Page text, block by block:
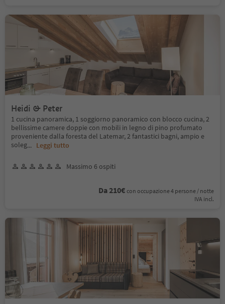
Heidi & Peter
1 cucina panoramica, 1 soggiorno panoramico con blocco cucina, 2
bellissime camere doppie con mobili in legno di pino profumato
proveniente dalla foresta del Latemar, 2 fantastici bagni, ampio e
soleg... Leggi tutto
Massimo 6 ospiti
Da 210€ con occupazione 4 persone / notte
IVA incl.